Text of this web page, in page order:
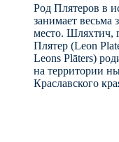
Род Плятеров в
занимает весьма
место. Шляхтич,
Плятер (Leon
Leons Plāters)
на территории
Краславского